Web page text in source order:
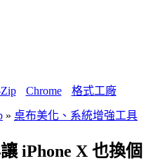
Chrome 格式工廠
» 桌布美化、系統增強工具
iPhone X 也換個